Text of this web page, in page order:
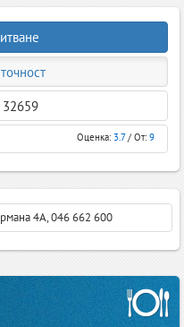
Оценка: 3.7/ От:9
4А, 046 662 600